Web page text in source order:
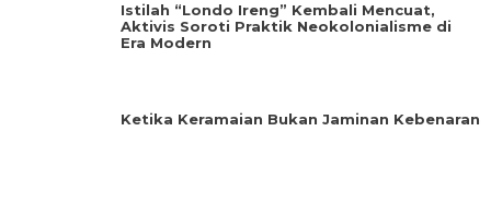
Istilah “Londo Ireng” Kembali Mencuat,
Aktivis Soroti Praktik Neokolonialisme di
Era Modern
Ketika Keramaian Bukan Jaminan Kebenaran